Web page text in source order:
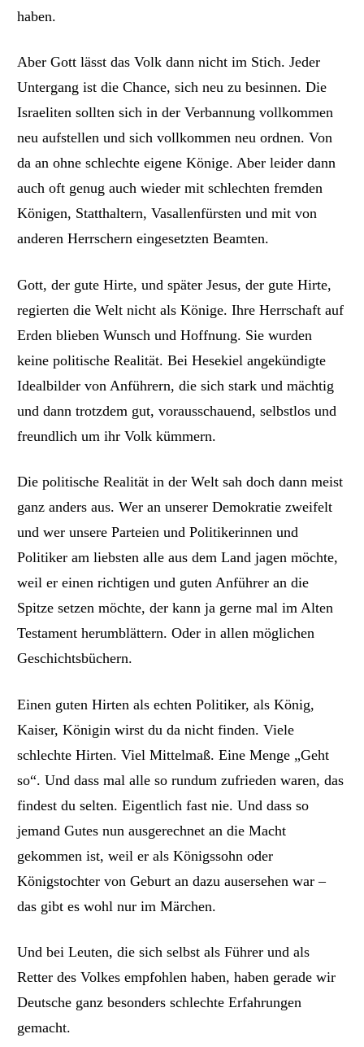
haben.
Aber Gott lässt das Volk dann nicht im Stich. Jeder
Untergang ist die Chance, sich neu zu besinnen. Die
Israeliten sollten sich in der Verbannung vollkommen
neu aufstellen und sich vollkommen neu ordnen. Von
da an ohne schlechte eigene Könige. Aber leider dann
auch oft genugauch wiedermit schlechten fremden
Königen, Statthaltern, Vasallenfürsten undmitvon
anderen Herrschern eingesetzten Beamten.
Gott, der gute Hirte, und später Jesus, der gute Hirte,
regierten die Welt nicht als Könige. Ihre Herrschaft auf
Erden blieben Wunsch und Hoffnung. Sie wurden
keine politische Realität.Bei Hesekiel angekündigte
Idealbilder von Anführern, die sich stark und mächtig
und dann trotzdem gut, vorausschauend, selbstlos und
freundlich um ihr Volk kümmern.
DiepolitischeRealitätin der Weltsah doch dann meist
ganz anders aus. Wer an unserer Demokratie zweifelt
und wer unsere Parteien und Politikerinnen und
Politiker am liebsten alle aus dem Land jagen möchte,
weil er einen richtigen und guten Anführer an die
Spitze setzen möchte, der kann ja gerne mal im Alten
Testament herumblättern. Oder in allen möglichen
Geschichtsbüchern.
Einen guten Hirten als echten Politiker, als König,
Kaiser, Königin wirst du da nicht finden. Viele
schlechte Hirten. Viel Mittelmaß. Eine Menge „Geht
so“. Und dass mal alle so rundum zufrieden waren, das
findest du selten. Eigentlich fast nie. Und dass so
jemand Gutes nun ausgerechnet an die Macht
gekommen ist, weil er als Königssohn oder
Königstochter von Geburt an dazu ausersehen war –
das gibt es wohl nur im Märchen.
Und bei Leuten, die sich selbst als Führer und als
Retter des Volkes empfohlen haben, haben gerade wir
Deutsche ganz besonders schlechte Erfahrungen
gemacht.